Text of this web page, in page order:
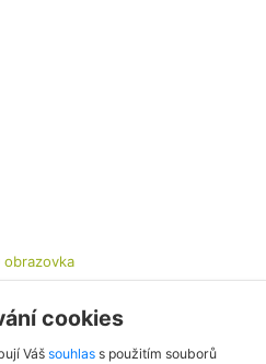
obrazovka
cookies
Váš souhlass použitím souborů